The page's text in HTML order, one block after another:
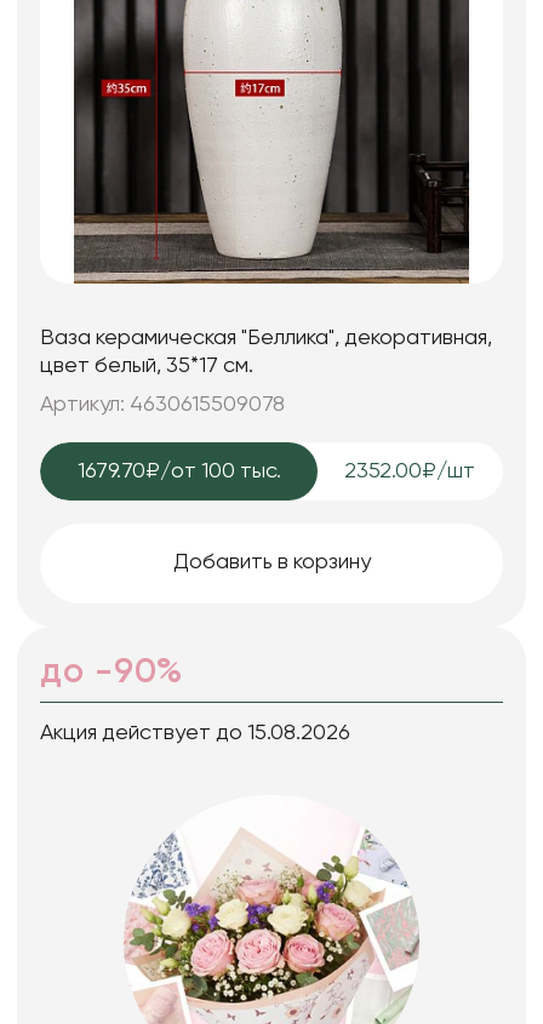
Ваза керамическая "Беллика", декоративная,
цвет белый, 35*17 см.
Артикул: 4630615509078
1679.70₽/от 100 тыс. 2352.00₽/шт
Добавить в корзину
до -90%
Акция действует до 15.08.2026